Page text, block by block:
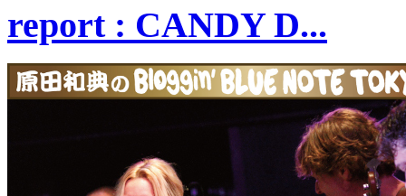
report : CANDY D...